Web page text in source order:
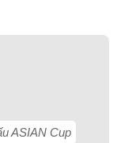
ASIAN Cup